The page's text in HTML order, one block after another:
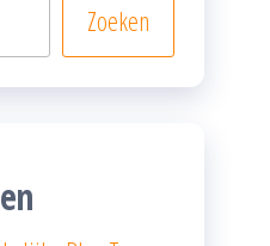
Zoeken